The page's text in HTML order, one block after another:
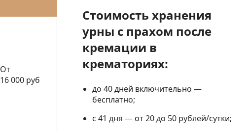
От
16 000 руб
Стоимость хранения
урны с прахом после
кремации в
крематориях:
до 40 дней включительно —
бесплатно;
с 41 дня — от 20 до 50 рублей/сутки;